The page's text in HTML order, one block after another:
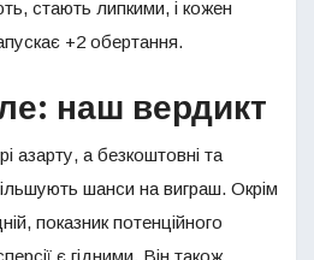
стають липкими, і кожен
+2 обертання.
наш вердикт
азарту, а безкоштовні та
шанси на виграш. Окрім
показник потенційного
є гідними. Він також